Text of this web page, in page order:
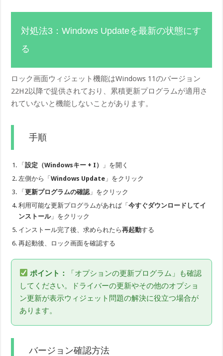
対処法3：Windows Updateを最新の状態にす
る
ロック画面ウィジェット機能はWindows 11のバージョン
22H2以降で提供されており、累積更新プログラムが適用さ
れていないと機能しないことがあります。
手順
「設定（Windowsキー + I）
」を開く
左側から「Windows Update 」をクリック
「更新プログラムの確認 」をクリック
利用可能な更新プログラムがあれば「今すぐダウンロードしてイ
ンストール」をクリック
インストール完了後、求められたら再起動する
再起動後、ロック画面を確認する
ポイント：
「オプションの更新プログラム」も確認
してください。ドライバーの更新やその他のオプショ
ン更新が表示ウィジェット問題の解決に役立つ場合が
あります。
バージョン確認方法